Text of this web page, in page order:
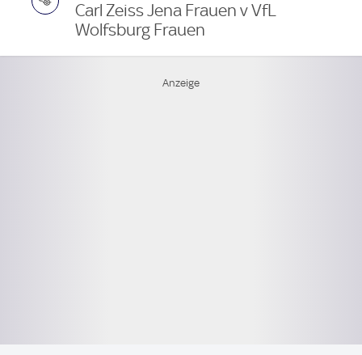
Carl Zeiss Jena Frauen v VfL
Wolfsburg Frauen